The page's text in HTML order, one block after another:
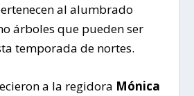
al alumbrado
árboles que pueden ser
temporada de nortes.
a la regidora Mónica